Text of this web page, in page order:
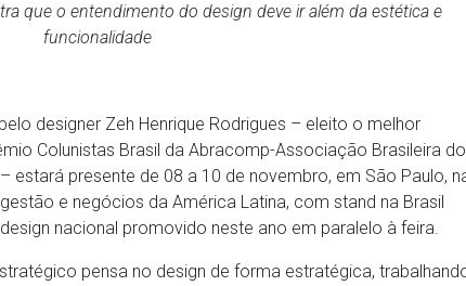
que o entendimento do design deve ir além da estética e
funcionalidade
designer Zeh Henrique Rodrigues – eleito o melhor
Colunistas Brasil da Abracomp-Associação Brasileira
estará presente de 08 a 10 de novembro, em São Paulo,
e negócios da América Latina, com stand na Brasil
nacional promovido neste ano em paralelo à feira.
pensa no design de forma estratégica,